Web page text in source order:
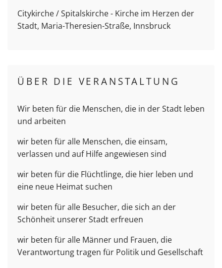
Citykirche / Spitalskirche - Kirche im Herzen der
Stadt, Maria-Theresien-Straße, Innsbruck
ÜBER DIE VERANSTALTUNG
Wir beten für die Menschen, die in der Stadt leben
und arbeiten
wir beten für alle Menschen, die einsam,
verlassen und auf Hilfe angewiesen sind
wir beten für die Flüchtlinge, die hier leben und
eine neue Heimat suchen
wir beten für alle Besucher, die sich an der
Schönheit unserer Stadt erfreuen
wir beten für alle Männer und Frauen, die
Verantwortung tragen für Politik und Gesellschaft